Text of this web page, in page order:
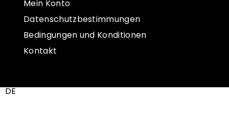
Mein Konto
Datenschutzbestimmungen
Bedingungen und Konditionen
Kontakt
DE